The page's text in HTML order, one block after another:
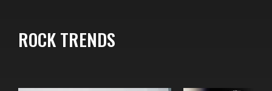
ROCK TRENDS